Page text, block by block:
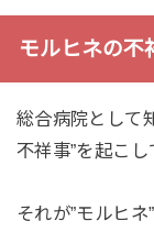
モルヒネの不
総合病院として
不祥事”を起こし
それが”モルヒネ